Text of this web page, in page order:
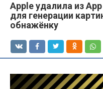
Apple удалила из
для генерации
обнажёнку